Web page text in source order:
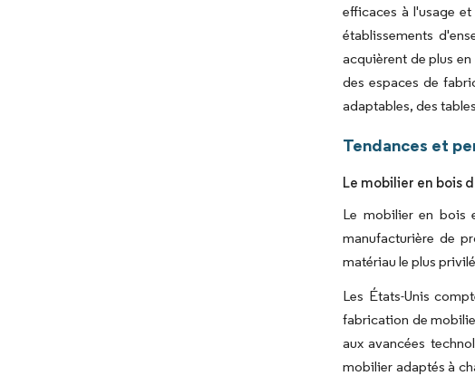
efficaces à l'usage
établissements
acquièrent de plus
des espaces de
adaptables, des
Tendances et
Le mobilier en bois
Le mobilier en bois
manufacturière de
matériau le plus
Les États-Unis
fabrication de
aux avancées
mobilier adaptés à